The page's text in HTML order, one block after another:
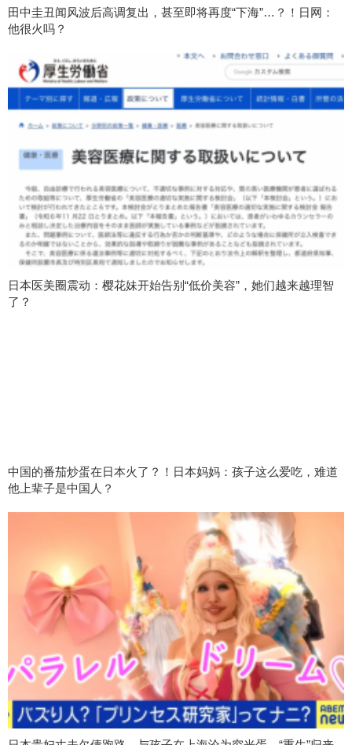
田中圭丑闻风波后高调复出，甚至即将再度“下海”…？！日网：
他很火吗？
日本医美圈震动：樱花妹开始告别“低价美容”，她们越来越理智
了？
中国的番茄炒蛋在日本火了？！日本妈妈：孩子这么爱吃，难道
他上辈子是中国人？